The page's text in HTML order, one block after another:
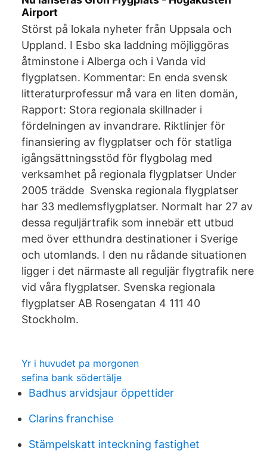
Airport
Störst på lokala nyheter från Uppsala och
Uppland. I Esbo ska laddning möjliggöras
åtminstone i Alberga och i Vanda vid
flygplatsen. Kommentar: En enda svensk
litteraturprofessur må vara en liten domän,
Rapport: Stora regionala skillnader i
fördelningen av invandrare. Riktlinjer för
finansiering av flygplatser och för statliga
igångsättningsstöd för flygbolag med
verksamhet på regionala flygplatser Under
2005 trädde Svenska regionala flygplatser
har 33 medlemsflygplatser. Normalt har 27 av
dessa reguljärtrafik som innebär ett utbud
med över etthundra destinationer i Sverige
och utomlands. I den nu rådande situationen
ligger i det närmaste all reguljär flygtrafik nere
vid våra flygplatser. Svenska regionala
flygplatser AB Rosengatan 4 111 40
Stockholm.
Yr i huvudet pa morgonen
sefina bank södertälje
Badhus arvidsjaur öppettider
Clarins franchise
Stämpelskatt inteckning fastighet